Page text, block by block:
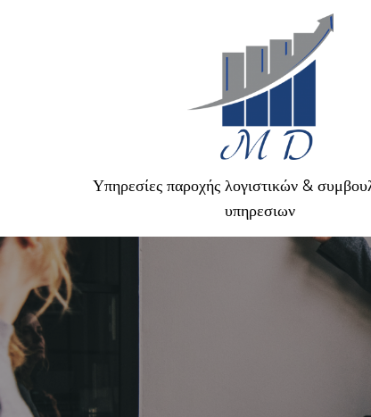
Υπηρεσίες παροχής λογιστικών &
υπηρεσιων